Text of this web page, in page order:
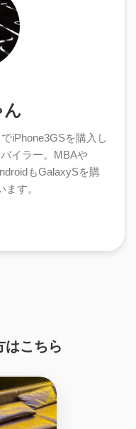
ん
iPhone3GSを購入し
イラー。MBAや
もGalaxySを購
す。
はこちら